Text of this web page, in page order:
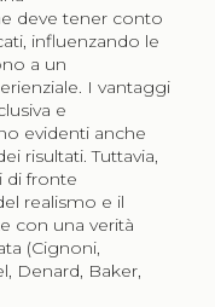
deve tener conto
influenzando le
a un
I vantaggi
e
evidenti anche
risultati. Tuttavia,
di fronte
realismo e il
con una verità
(Cignoni,
Denard, Baker,